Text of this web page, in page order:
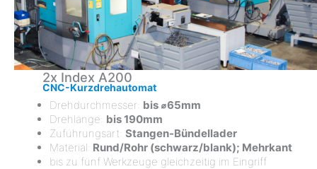
2x Index A200
CNC-Kurzdrehautomat
Drehdurchmesser: bis ⌀65mm
Drehlänge: bis 190mm
Zuführungsart: Stangen-Bündellader
Material: Rund/Rohr (schwarz/blank); Mehrkant
bis zu fünf Werkzeuge gleichzeitig im Eingriff